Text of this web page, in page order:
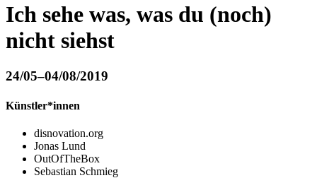
Ich sehe was, was du (noch)
nicht siehst
24/05–04/08/2019
Künstler*innen
disnovation.org
Jonas Lund
OutOfTheBox
Sebastian Schmieg